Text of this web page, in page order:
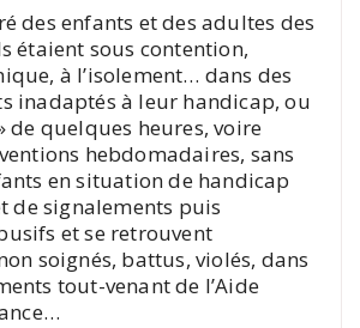
des enfants et des adultes des
étaient sous contention,
à l’isolement… dans des
inadaptés à leur handicap, ou
de quelques heures, voire
hebdomadaires, sans
en situation de handicap
de signalements puis
et se retrouvent
soignés, battus, violés, dans
tout-venant de l’Aide